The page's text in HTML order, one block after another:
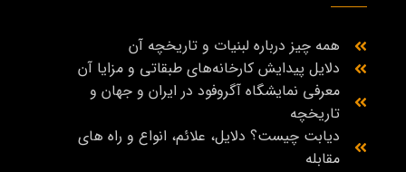
همه چیز درباره لبنیات و تاریخچه آن
دلایل پیدایش کارخانه‌های طبقاتی و مزایا آن
معرفی نمایشگاه آگروفود در ایران و جهان و
تاریخچه
دیابت چیست؟ دلایل، علائم، انواع و راه‌ های
مقابله